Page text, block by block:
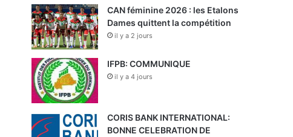
CAN féminine 2026 : les Etalons
Dames quittent la compétition
il y a 2 jours
IFPB: COMMUNIQUE
il y a 4 jours
CORIS BANK INTERNATIONAL:
BONNE CELEBRATION DE